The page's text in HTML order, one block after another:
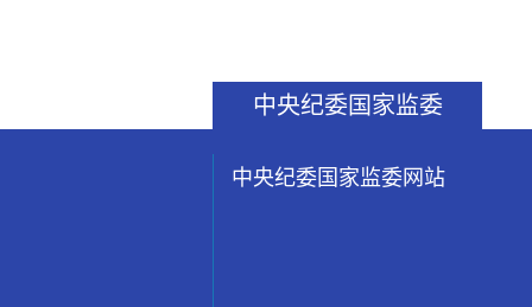
中央纪委国家监委
中央纪委国家监委网站